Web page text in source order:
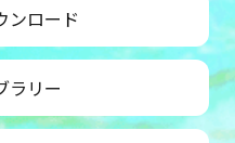
ンロード
ラリー